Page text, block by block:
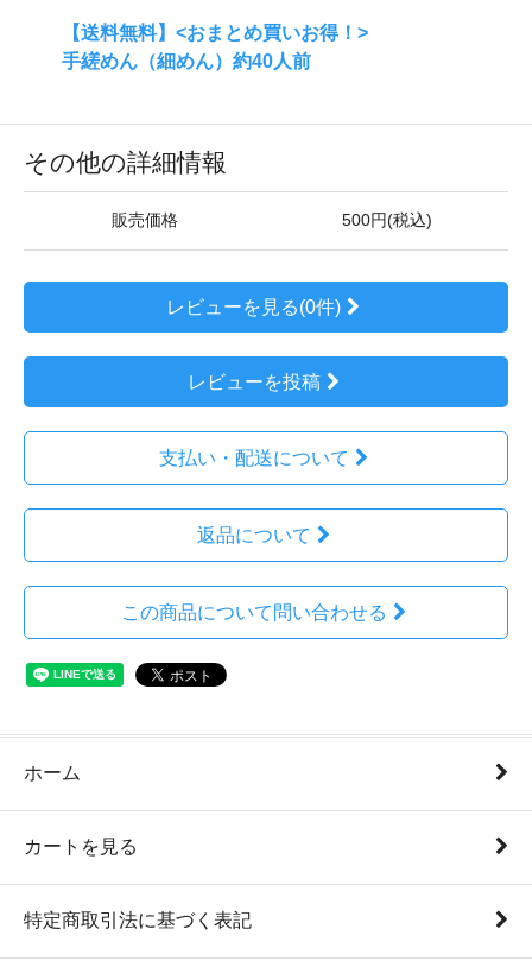
【送料無料】<おまとめ買いお得！>
手縒めん（細めん）約40人前
その他の詳細情報
販売価格 500円(税込)
レビューを見る(0件)
レビューを投稿
支払い・配送について
返品について
この商品について問い合わせる
ホーム
カートを見る
特定商取引法に基づく表記